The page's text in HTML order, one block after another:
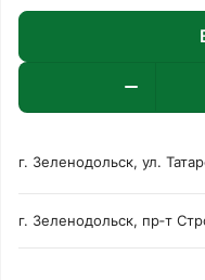
г. Зеленодольск, ул.
г. Зеленодольск, пр‑т